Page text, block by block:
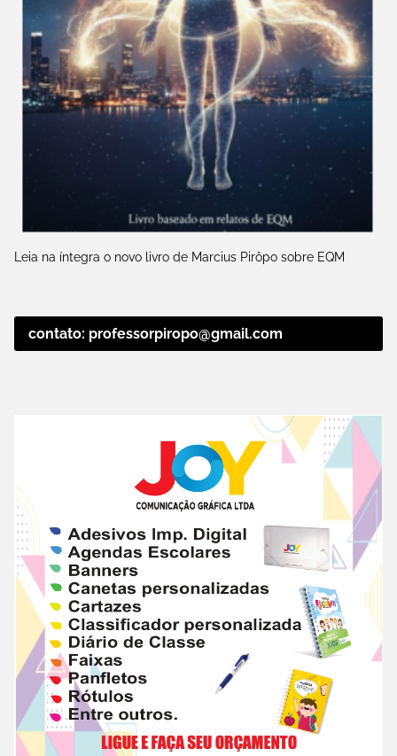
Leia na íntegra o novo livro de Marcius Pirôpo sobre EQM
contato: professorpiropo@gmail.com